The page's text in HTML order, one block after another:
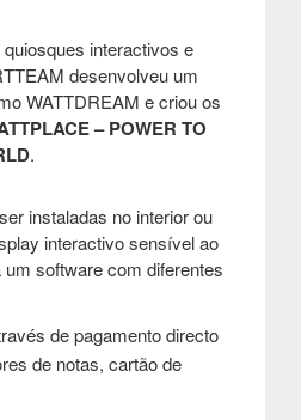
interactivos e
desenvolveu um
WATTDREAM e criou os
– POWER TO
.
instaladas no interior ou
interactivo sensível ao
software com diferentes
de pagamento directo
de notas, cartão de